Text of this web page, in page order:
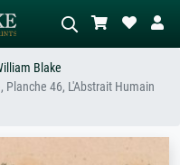
Blake
Planche 46, L'Abstrait Humain